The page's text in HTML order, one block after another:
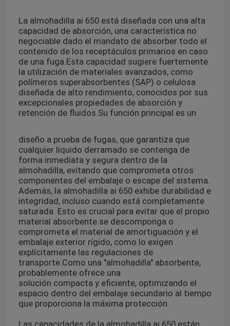
La almohadilla ai 650 está diseñada con una alta
capacidad de absorción, una característica no
negociable dado el mandato de absorber todo el
contenido de los receptáculos primarios en caso
de una fuga.Esta capacidad sugiere fuertemente
la utilización de materiales avanzados, como
polímeros superabsorbentes (SAP) o celulosa
diseñada de alto rendimiento, conocidos por sus
excepcionales propiedades de absorción y
retención de fluidos.Su función principal es un
diseño a prueba de fugas, que garantiza que
cualquier líquido derramado se contenga de
forma inmediata y segura dentro de la
almohadilla, evitando que comprometa otros
componentes del embalaje o escape del sistema.
Además, la almohadilla ai 650 exhibe durabilidad e
integridad, incluso cuando está completamente
saturada. Esto es crucial para evitar que el propio
material absorbente se descomponga o
comprometa el material de amortiguación y el
embalaje exterior rígido, como lo exigen
explícitamente las regulaciones de
transporte.Como una "almohadilla" absorbente,
probablemente ofrece una
solución compacta y eficiente, optimizando el
espacio dentro del embalaje secundario al tiempo
que proporciona la máxima protección.